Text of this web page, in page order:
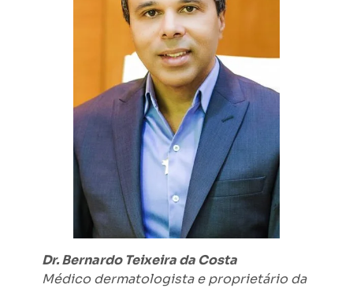
Dr. Bernardo Teixeira da Costa
Médico dermatologista e proprietário da